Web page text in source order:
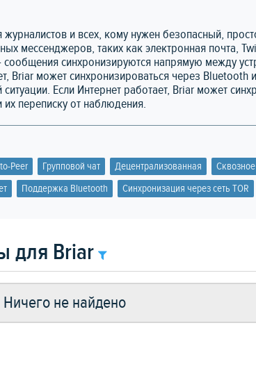
и всех, кому нужен безопасный,
мессенджеров, таких как электронная почта,
сообщения синхронизируются напрямую между
Briar может синхронизироваться через Bluetooth
Если Интернет работает, Briar может
переписку от наблюдения.
Peer Групповой чат Децентрализованная
Поддержка Bluetooth Синхронизация через сеть TOR
для Briar
Ничего не найдено